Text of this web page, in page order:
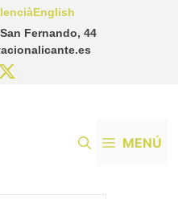
Fernando, 44
English
MENÚ